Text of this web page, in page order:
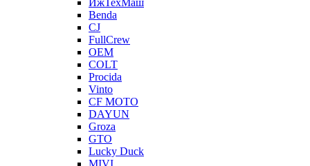
ИжТехМаш
Benda
CJ
FullCrew
OEM
COLT
Procida
Vinto
CF MOTO
DAYUN
Groza
GTO
Lucky Duck
MIVI